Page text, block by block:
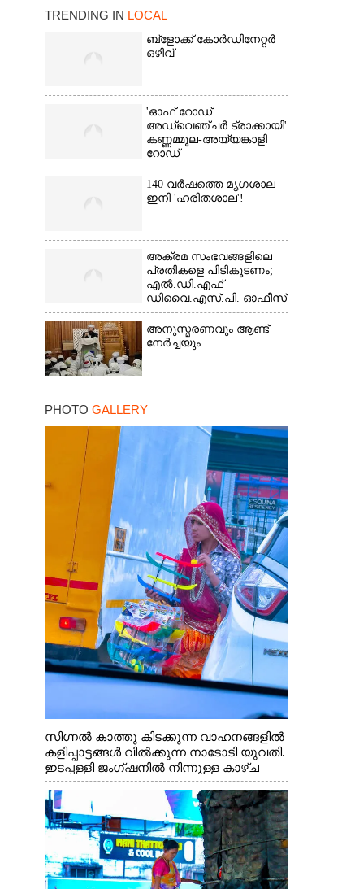
TRENDING IN LOCAL
ബ്‌ളോക്ക് കോർഡിനേറ്റർ
ഒഴിവ്
'ഓഫ് റോഡ്
അഡ്വെഞ്ചർ ട്രാക്കായി'
കണ്ണമ്മൂല-അയ്യങ്കാളി
റോഡ്
140 വർഷത്തെ മൃഗശാല
ഇനി 'ഹരിതശാല'!
അക്രമ സംഭവങ്ങളിലെ
പ്രതികളെ പിടികൂടണം;
എൽ.ഡി.എഫ്
ഡിവൈ.എസ്.പി. ഓഫീസ്
മാർച്ച്
അനുസ്മരണവും ആണ്ട്
നേർച്ചയും
PHOTO GALLERY
സിഗ്നൽ കാത്തു കിടക്കുന്ന വാഹനങ്ങളിൽ
കളിപ്പാട്ടങ്ങൾ വിൽക്കുന്ന നാടോടി യുവതി.
ഇടപ്പള്ളി ജംഗ്ഷനിൽ നിന്നുള്ള കാഴ്ച